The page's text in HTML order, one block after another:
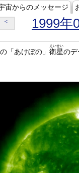
宙からのメッセージ
< 1999年
の「あけぼの」 衛星
えいせい
のデ